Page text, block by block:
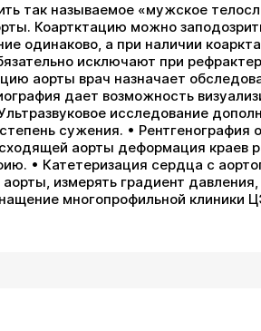
так называемое «мужское
Коартктацию можно
одинаково, а при наличии
исключают при
аорты врач назначает
дает возможность
исследование
сужения. • Рентгенография
аорты деформация краев
• Катетеризация сердца с
измерять градиент
многопрофильной клиники